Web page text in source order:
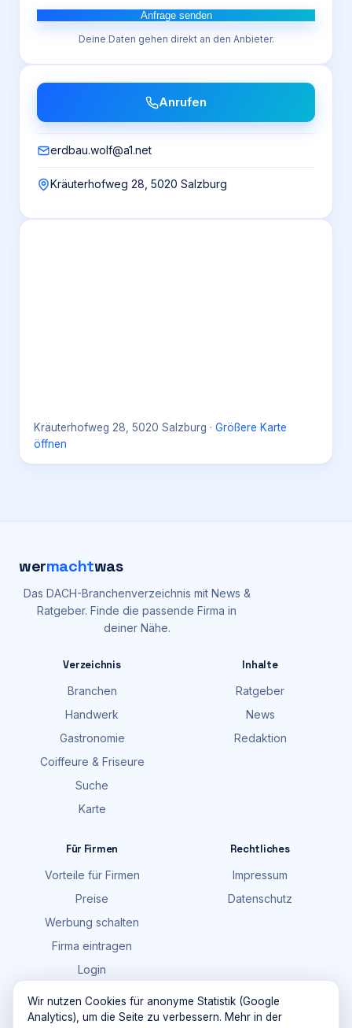
Anfrage senden
Deine Daten gehen direkt an den Anbieter.
Anrufen
erdbau.wolf@a1.net
Kräuterhofweg 28, 5020 Salzburg
Kräuterhofweg 28, 5020 Salzburg · Größere Karte
öffnen
wermachtwas
Das DACH-Branchenverzeichnis mit News &
Ratgeber. Finde die passende Firma in
deiner Nähe.
Verzeichnis
Branchen
Handwerk
Gastronomie
Coiffeure & Friseure
Suche
Karte
Inhalte
Ratgeber
News
Redaktion
Für Firmen
Vorteile für Firmen
Preise
Werbung schalten
Firma eintragen
Login
Rechtliches
Impressum
Datenschutz
Wir nutzen Cookies für anonyme Statistik (Google
Analytics), um die Seite zu verbessern. Mehr in der